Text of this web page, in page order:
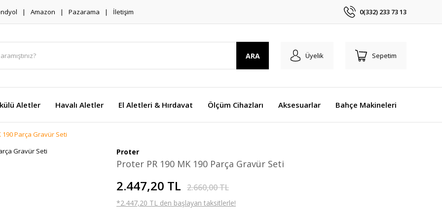
Amazon Pazarama İletişim 0(332) 233 73 13
ARA Üyelik Sepetim
Aletler Havalı Aletler El Aletleri & Hırdavat Ölçüm Cihazları Aksesuarlar Bahçe Makineleri
190 Parça Gravür Seti
Proter
Proter PR 190 MK 190 Parça Gravür Seti
2.447,20 TL 2.660,00 TL
*2.447,20 TL den başlayan taksitlerle!